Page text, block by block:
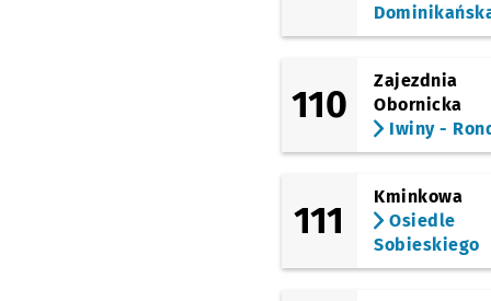
Osobowicka (Cmentarz
NŻPrzystanek na życzenie
Łużycka
Bezpieczna
Bałtycka (Szkoła)
110
Zajezdnia
Obornicka
Iwiny -
111
Kminkowa
Osiedle
Sobieskiego